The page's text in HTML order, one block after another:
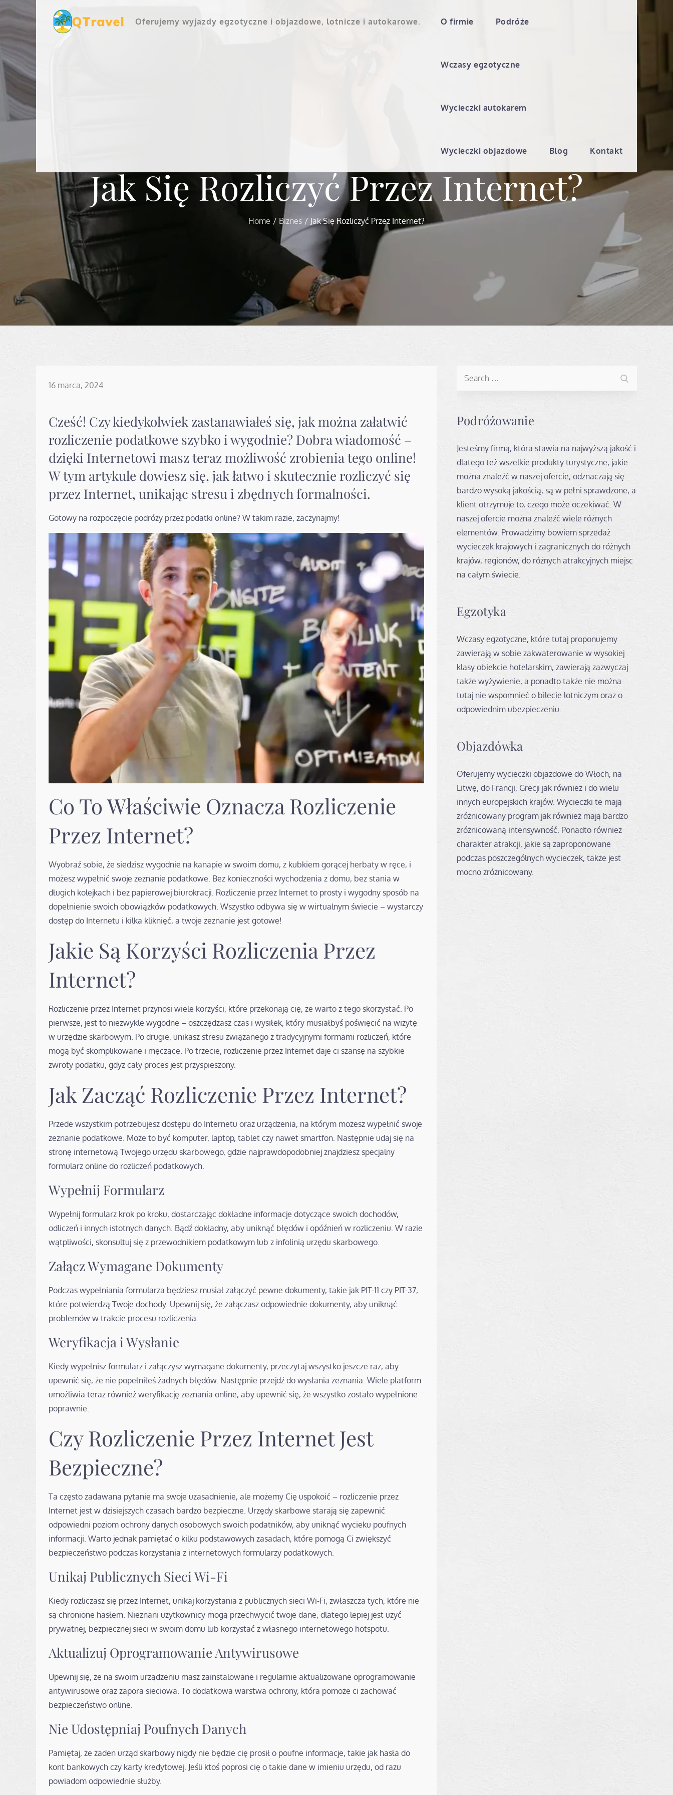
Oferujemy wyjazdy egzotyczne i objazdowe, lotnicze i autokarowe. O firmie Podróże
Wczasy egzotyczne
Wycieczki autokarem
Wycieczki objazdowe Blog Kontakt
Jak Się Rozliczyć Przez Internet?
Home Biznes Jak Się Rozliczyć Przez Internet?
Posted
16 marca, 2024
Cześć! Czy kiedykolwiek zastanawiałeś się, jak można załatwić
rozliczenie podatkowe szybko i wygodnie? Dobra wiadomość –
dzięki Internetowi masz teraz możliwość zrobienia tego online!
W tym artykule dowiesz się, jak łatwo i skutecznie rozliczyć się
przez Internet, unikając stresu i zbędnych formalności.
Gotowy na rozpoczęcie podróży przez podatki online? W takim razie, zaczynajmy!
Co To Właściwie Oznacza Rozliczenie
Przez Internet?
Wyobraź sobie, że siedzisz wygodnie na kanapie w swoim domu, z kubkiem gorącej herbaty w ręce, i
możesz wypełnić swoje zeznanie podatkowe. Bez konieczności wychodzenia z domu, bez stania w
długich kolejkach i bez papierowej biurokracji. Rozliczenie przez Internet to prosty i wygodny sposób na
dopełnienie swoich obowiązków podatkowych. Wszystko odbywa się w wirtualnym świecie – wystarczy
dostęp do Internetu i kilka kliknięć, a twoje zeznanie jest gotowe!
Jakie Są Korzyści Rozliczenia Przez
Internet?
Rozliczenie przez Internet przynosi wiele korzyści, które przekonają cię, że warto z tego skorzystać. Po
pierwsze, jest to niezwykle wygodne – oszczędzasz czas i wysiłek, który musiałbyś poświęcić na wizytę
w urzędzie skarbowym. Po drugie, unikasz stresu związanego z tradycyjnymi formami rozliczeń, które
mogą być skomplikowane i męczące. Po trzecie, rozliczenie przez Internet daje ci szansę na szybkie
zwroty podatku, gdyż cały proces jest przyspieszony.
Jak Zacząć Rozliczenie Przez Internet?
Przede wszystkim potrzebujesz dostępu do Internetu oraz urządzenia, na którym możesz wypełnić swoje
zeznanie podatkowe. Może to być komputer, laptop, tablet czy nawet smartfon. Następnie udaj się na
stronę internetową Twojego urzędu skarbowego, gdzie najprawdopodobniej znajdziesz specjalny
formularz online do rozliczeń podatkowych.
Wypełnij Formularz
Wypełnij formularz krok po kroku, dostarczając dokładne informacje dotyczące swoich dochodów,
odliczeń i innych istotnych danych. Bądź dokładny, aby uniknąć błędów i opóźnień w rozliczeniu. W razie
wątpliwości, skonsultuj się z przewodnikiem podatkowym lub z infolinią urzędu skarbowego.
Załącz Wymagane Dokumenty
Podczas wypełniania formularza będziesz musiał załączyć pewne dokumenty, takie jak PIT-11 czy PIT-37,
które potwierdzą Twoje dochody. Upewnij się, że załączasz odpowiednie dokumenty, aby uniknąć
problemów w trakcie procesu rozliczenia.
Weryfikacja i Wysłanie
Kiedy wypełnisz formularz i załączysz wymagane dokumenty, przeczytaj wszystko jeszcze raz, aby
upewnić się, że nie popełniłeś żadnych błędów. Następnie przejdź do wysłania zeznania. Wiele platform
umożliwia teraz również weryfikację zeznania online, aby upewnić się, że wszystko zostało wypełnione
poprawnie.
Czy Rozliczenie Przez Internet Jest
Bezpieczne?
Ta często zadawana pytanie ma swoje uzasadnienie, ale możemy Cię uspokoić – rozliczenie przez
Internet jest w dzisiejszych czasach bardzo bezpieczne. Urzędy skarbowe starają się zapewnić
odpowiedni poziom ochrony danych osobowych swoich podatników, aby uniknąć wycieku poufnych
informacji. Warto jednak pamiętać o kilku podstawowych zasadach, które pomogą Ci zwiększyć
bezpieczeństwo podczas korzystania z internetowych formularzy podatkowych.
Unikaj Publicznych Sieci Wi-Fi
Kiedy rozliczasz się przez Internet, unikaj korzystania z publicznych sieci Wi-Fi, zwłaszcza tych, które nie
są chronione hasłem. Nieznani użytkownicy mogą przechwycić twoje dane, dlatego lepiej jest użyć
prywatnej, bezpiecznej sieci w swoim domu lub korzystać z własnego internetowego hotspotu.
Aktualizuj Oprogramowanie Antywirusowe
Upewnij się, że na swoim urządzeniu masz zainstalowane i regularnie aktualizowane oprogramowanie
antywirusowe oraz zapora sieciowa. To dodatkowa warstwa ochrony, która pomoże ci zachować
bezpieczeństwo online.
Nie Udostępniaj Poufnych Danych
Pamiętaj, że żaden urząd skarbowy nigdy nie będzie cię prosił o poufne informacje, takie jak hasła do
kont bankowych czy karty kredytowej. Jeśli ktoś poprosi cię o takie dane w imieniu urzędu, od razu
powiadom odpowiednie służby.
Podróżowanie
Jesteśmy firmą, która stawia na najwyższą jakość i
dlatego też wszelkie produkty turystyczne, jakie
można znaleźć w naszej ofercie, odznaczają się
bardzo wysoką jakością, są w pełni sprawdzone, a
klient otrzymuje to, czego może oczekiwać. W
naszej ofercie można znaleźć wiele różnych
elementów. Prowadzimy bowiem sprzedaż
wycieczek krajowych i zagranicznych do różnych
krajów, regionów, do różnych atrakcyjnych miejsc
na całym świecie.
Egzotyka
Wczasy egzotyczne, które tutaj proponujemy
zawierają w sobie zakwaterowanie w wysokiej
klasy obiekcie hotelarskim, zawierają zazwyczaj
także wyżywienie, a ponadto także nie można
tutaj nie wspomnieć o bilecie lotniczym oraz o
odpowiednim ubezpieczeniu.
Objazdówka
Oferujemy wycieczki objazdowe do Włoch, na
Litwę, do Francji, Grecji jak również i do wielu
innych europejskich krajów. Wycieczki te mają
zróżnicowany program jak również mają bardzo
zróżnicowaną intensywność. Ponadto również
charakter atrakcji, jakie są zaproponowane
podczas poszczególnych wycieczek, także jest
mocno zróżnicowany.